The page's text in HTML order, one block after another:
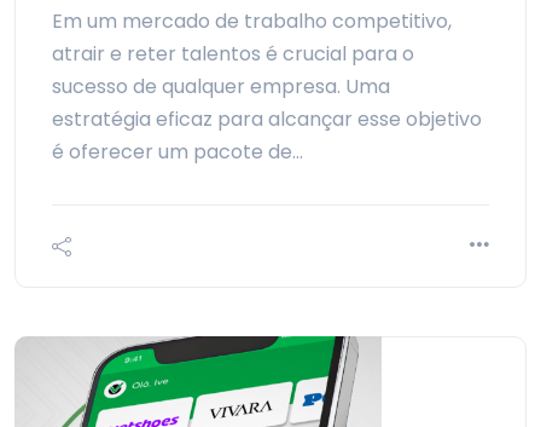
Em um mercado de trabalho competitivo,
atrair e reter talentos é crucial para o
sucesso de qualquer empresa. Uma
estratégia eficaz para alcançar esse objetivo
é oferecer um pacote de…